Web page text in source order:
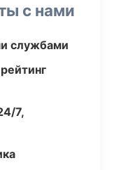
с нами
службами
7,